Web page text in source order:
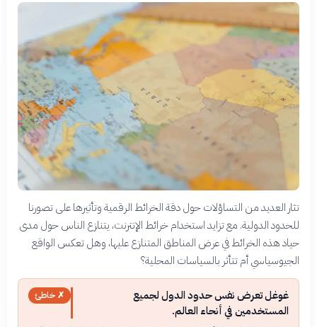
تثار العديد من التساؤلات حول دقة الخرائط الرقمية وتأثيرها على تصورنا
للحدود الدولية. مع تزايد استخدام خرائط الإنترنت، يتنازع الناس حول مدى
حياد هذه الخرائط في عرض المناطق المتنازع عليها، وهل تعكس الواقع
الجيوسياسي أم تتأثر بالسياسات المحلية؟
غوغل تعرض نفس حدود الدول لجميع
المستخدمين في أنحاء العالم.
✗ خاطئ